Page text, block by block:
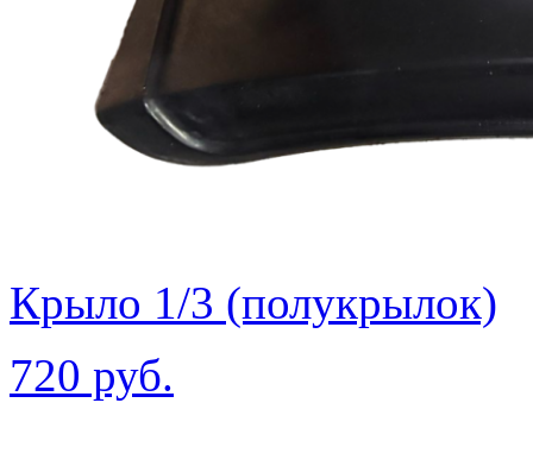
Крыло 1/3 (полукрылок)
720 руб.